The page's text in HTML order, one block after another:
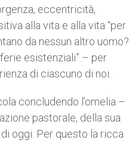
eccentricità,
alla vita e alla vita “per
da nessun altro uomo?
esistenziali” – per
di ciascuno di noi.
concludendo l’omelia –
pastorale, della sua
oggi. Per questo la ricca